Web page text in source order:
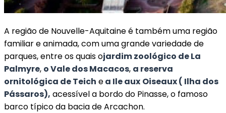
A região de Nouvelle-Aquitaine é também uma região
familiar e animada, com uma grande variedade de
parques, entre os quais ojardim zoológico de La
Palmyre, o Vale dos Macacos, a reserva
ornitológica de Teich ea Ile aux Oiseaux ( Ilha dos
Pássaros), acessível a bordo do Pinasse, o famoso
barco típico da bacia de Arcachon.